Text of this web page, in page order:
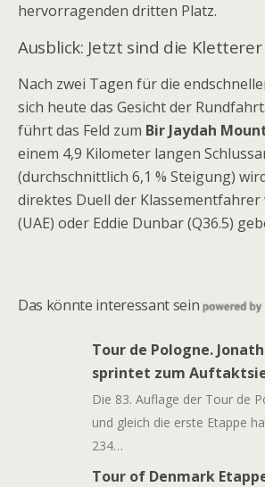
hervorragenden dritten Platz.
Ausblick: Jetzt sind die
Nach zwei Tagen für die
sich heute das Gesicht der
führt das Feld zum Bir Jaydah
einem 4,9 Kilometer langen
(durchschnittlich 6,1 % Steigung)
direktes Duell der Klassementfahrer
(UAE) oder Eddie Dunbar (Q36.5)
Das könnte interessant sein
Tour de Pologne.
sprintet zum
Die 83. Auflage der Tour de
und gleich die erste Etappe
234…
Tour of Denmark